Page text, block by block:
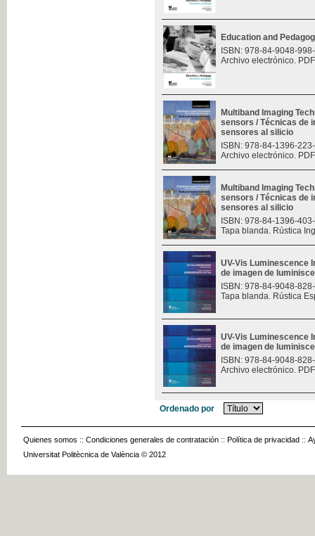
Education and
ISBN: 978-84-9048-
Archivo electrónico.
Multiband Imaging
sensors / Técnicas de
sensores al silicio
ISBN: 978-84-1396-
Archivo electrónico.
Multiband Imaging
sensors / Técnicas de
sensores al silicio
ISBN: 978-84-1396-
Tapa blanda. Rústica
UV-Vis Luminescence
de imagen de
ISBN: 978-84-9048-
Tapa blanda. Rústica
UV-Vis Luminescence
de imagen de
ISBN: 978-84-9048-
Archivo electrónico.
Ordenado por
Quienes somos :: Condiciones generales de contratación :: Política de privacidad ::
Universitat Politècnica de València © 2012